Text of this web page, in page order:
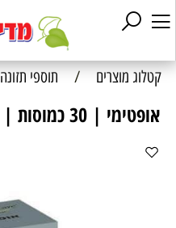
קטלוג מוצרים / תוספי תזונה
אופטימי | 30 כמוסות | נוטרי קר | Nutri care